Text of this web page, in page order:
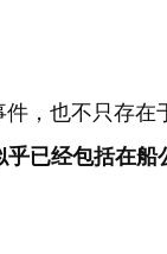
，也不只存
乎已经包括在船